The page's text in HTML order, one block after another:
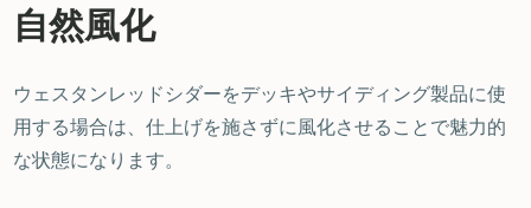
自然風化
ウェスタンレッドシダーをデッキやサイディング製品に使
用する場合は、仕上げを施さずに風化させることで魅力的
な状態になります。